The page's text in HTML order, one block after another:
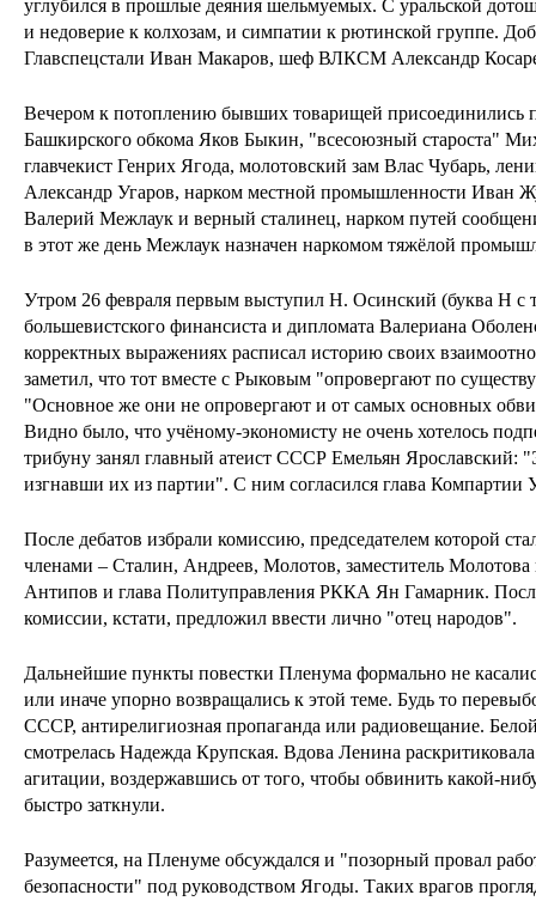
углубился в прошлые деяния шельмуемых. С уральской
и недоверие к колхозам, и симпатии к рютинской группе.
Главспецстали Иван Макаров, шеф ВЛКСМ Александр
Вечером к потоплению бывших товарищей присоединились
Башкирского обкома Яков Быкин, "всесоюзный староста"
главчекист Генрих Ягода, молотовский зам Влас Чубарь,
Александр Угаров, нарком местной промышленности Иван
Валерий Межлаук и верный сталинец, нарком путей
в этот же день Межлаук назначен наркомом тяжёлой
Утром 26 февраля первым выступил Н. Осинский (буква Н с
большевистского финансиста и дипломата Валериана
корректных выражениях расписал историю своих
заметил, что тот вместе с Рыковым "опровергают по
"Основное же они не опровергают и от самых основных
Видно было, что учёному-экономисту не очень хотелось
трибуну занял главный атеист СССР Емельян Ярославский:
изгнавши их из партии". С ним согласился глава Компартии
После дебатов избрали комиссию, председателем которой
членами – Сталин, Андреев, Молотов, заместитель
Антипов и глава Политуправления РККА Ян Гамарник.
комиссии, кстати, предложил ввести лично "отец народов".
Дальнейшие пункты повестки Пленума формально не
или иначе упорно возвращались к этой теме. Будь то
СССР, антирелигиозная пропаганда или радиовещание.
смотрелась Надежда Крупская. Вдова Ленина
агитации, воздержавшись от того, чтобы обвинить какой-
быстро заткнули.
Разумеется, на Пленуме обсуждался и "позорный провал
безопасности" под руководством Ягоды. Таких врагов